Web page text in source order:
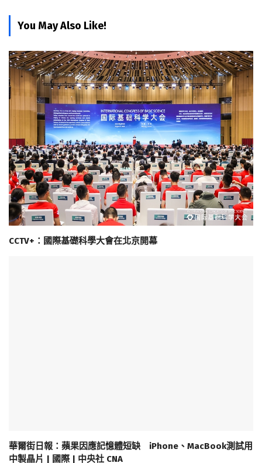
You May Also Like!
CCTV+：國際基礎科學大會在北京開幕
華爾街日報：蘋果因應記憶體短缺 iPhone、MacBook測試用
中製晶片 | 國際 | 中央社 CNA